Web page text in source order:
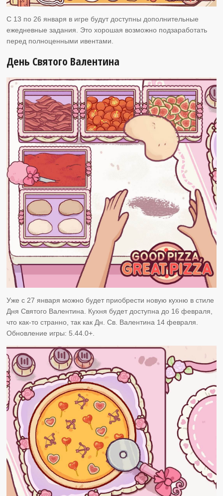
C 13 по 26 января в игре будут доступны дополнительные
ежедневные задания. Это хорошая возможно подзаработать
перед полноценными ивентами.
День Святого Валентина
Уже с 27 января можно будет приобрести новую кухню в стиле
Дня Святого Валентина. Кухня будет доступна до 16 февраля,
что как-то странно, так как Дн. Св. Валентина 14 февраля.
Обновление игры: 5.44.0+.